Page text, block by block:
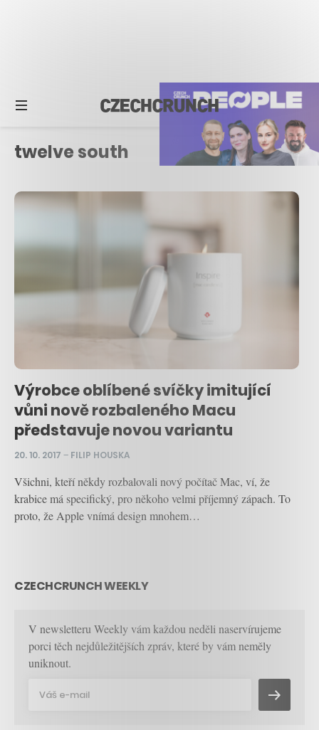
twelve south
Výrobce oblíbené svíčky imitující
vůni nově rozbaleného Macu
představuje novou variantu
20. 10. 2017 – FILIP HOUSKA
Všichni, kteří někdy rozbalovali nový počítač Mac, ví, že
krabice má specifický, pro někoho velmi příjemný zápach. To
proto, že Apple vnímá design mnohem…
CZECHCRUNCH WEEKLY
V newsletteru Weekly vám každou neděli naservírujeme
porci těch nejdůležitějších zpráv, které by vám neměly
uniknout.